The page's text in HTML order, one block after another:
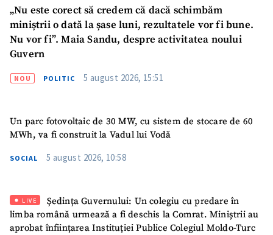
„Nu este corect să credem că dacă schimbăm
miniștrii o dată la șase luni, rezultatele vor fi bune.
Nu vor fi”. Maia Sandu, despre activitatea noului
Guvern
NOU POLITIC 5 august 2026, 15:51
Un parc fotovoltaic de 30 MW, cu sistem de stocare de 60
MWh, va fi construit la Vadul lui Vodă
SOCIAL 5 august 2026, 10:58
LIVE
Ședința Guvernului: Un colegiu cu predare în
limba română urmează a fi deschis la Comrat. Miniștrii au
aprobat înființarea Instituției Publice Colegiul Moldo-Turc
Sursă anonimă
Telefon
+ Telefon personal